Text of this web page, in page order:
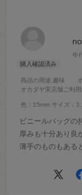
年
商品の用途:趣味
オカダヤ実店舗ご利
色：15mm サイズ：3.
ビニールバッグの
厚みも十分あり良
薄手のものもある